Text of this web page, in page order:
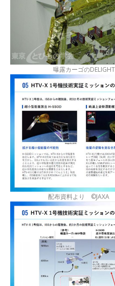
曝露カーゴの
配布資料より